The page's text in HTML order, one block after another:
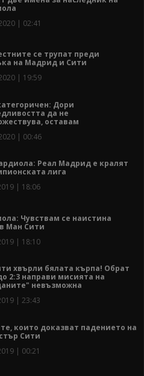
| 02:41
се трупат преди
на Мадрид и Сити
| 19:59
Дори
да не
оставам
| 00:46
Реал Мадрид е кралят
лига
| 18:06
Чувствам се наистина
Ман Сити
| 18:10
хвърли бялата кърпа! Обрат
2:3 направи мисията на
невъзможна
| 23:43
които доказват падението на
Сити
| 00:21